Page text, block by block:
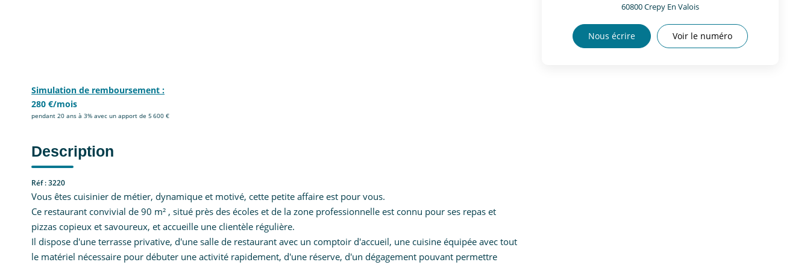
Simulation de remboursement :
280 €/mois
pendant 20 ans à 3% avec un apport de 5 600 €
Description
Réf : 3220
Vous êtes cuisinier de métier, dynamique et motivé, cette petite affaire est pour vous.
Ce restaurant convivial de 90 m² , situé près des écoles et de la zone professionnelle est connu pour ses repas et
pizzas copieux et savoureux, et accueille une clientèle régulière.
Il dispose d'une terrasse privative, d'une salle de restaurant avec un comptoir d'accueil, une cuisine équipée avec tout
le matériel nécessaire pour débuter une activité rapidement, d'une réserve, d'un dégagement pouvant permettre
60800Crepy En Valois
Nous écrire Voir le numéro